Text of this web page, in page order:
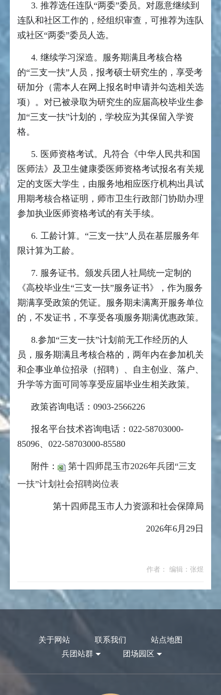
3. 推荐选任连队“两委”委员。对愿意继续到
连队和社区工作的，经组织审查，可推荐为连队
或社区“两委”委员人选。
4. 继续学习深造。服务期满且考核合格
的“三支一扶”人员，报考硕士研究生的，享受考
研加分（需本人在网上报名时申请并勾选相关选
项）。对已被录取为研究生的应届高校毕业生参
加“三支一扶”计划的，学校应为其保留入学资
格。
5. 医师资格考试。凡符合《中华人民共和国
医师法》及卫生健康委医师资格考试报名有关规
定的支医大学生，由服务地相应医疗机构出具试
用期考核合格证明，师市卫生行政部门协助办理
参加执业医师资格考试的有关手续。
6. 工龄计算。“三支一扶”人员在基层服务年
限计算为工龄。
7. 服务证书。颁发兵团人社局统一定制的
《高校毕业生“三支一扶”服务证书》，作为服务
期满享受政策的凭证。服务期未满离开服务单位
的，不发证书，不享受各项服务期满优惠政策。
8.参加“三支一扶”计划前无工作经历的人
员，服务期满且考核合格的，两年内在参加机关
和企事业单位招录（招聘）、自主创业、落户、
升学等方面可同等享受应届毕业生相关政策。
政策咨询电话：0903-2566226
报名平台技术咨询电话： 022-58703000-
85096、022-58703000-85580
附件：
第十四师昆玉市2026年兵团“三支
一扶”计划社会招聘岗位表
第十四师昆玉市人力资源和社会保障局
2026年6月29日
作者： 编辑：张煜
关于网站 联系我们
站点地图
兵团站群
团场园区